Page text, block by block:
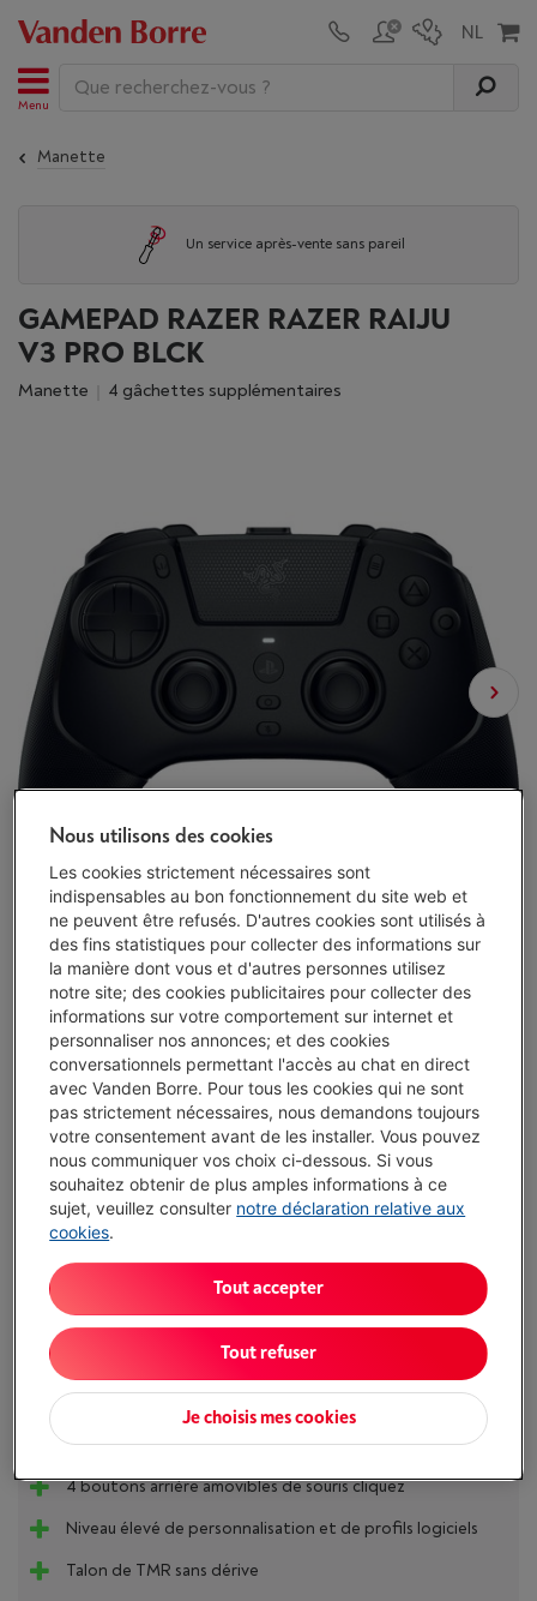
Menu
Manette
Un service après-vente sans pareil
GAMEPAD RAZER RAZER RAIJU
V3 PRO BLCK
Manette 4 gâchettes supplémentaires
Livré demain-Voir le stock
€ 175,00
Oupayer par mois-Simulation
Attention, emprunter de l'argent coûte aussi de l'argent.
Moins de 5 en stock, commandez vite !
J'achète
Comparer
Atouts
4 boutons arrière amovibles de souris cliquez
Niveau élevé de personnalisation et de profils logiciels
Talon de TMR sans dérive
Nous utilisons des cookies
Les cookies strictement nécessaires sont
indispensables au bon fonctionnement du site web et
ne peuvent être refusés. D'autres cookies sont utilisés à
des fins statistiques pour collecter des informations sur
la manière dont vous et d'autres personnes utilisez
notre site; des cookies publicitaires pour collecter des
informations sur votre comportement sur internet et
personnaliser nos annonces; et des cookies
conversationnels permettant l'accès au chat en direct
avec Vanden Borre. Pour tous les cookies qui ne sont
pas strictement nécessaires, nous demandons toujours
votre consentement avant de les installer. Vous pouvez
nous communiquer vos choix ci-dessous. Si vous
souhaitez obtenir de plus amples informations à ce
sujet, veuillez consulter notre déclaration relative aux
cookies.
Je choisis mes cookies
Tout refuser
Tout accepter